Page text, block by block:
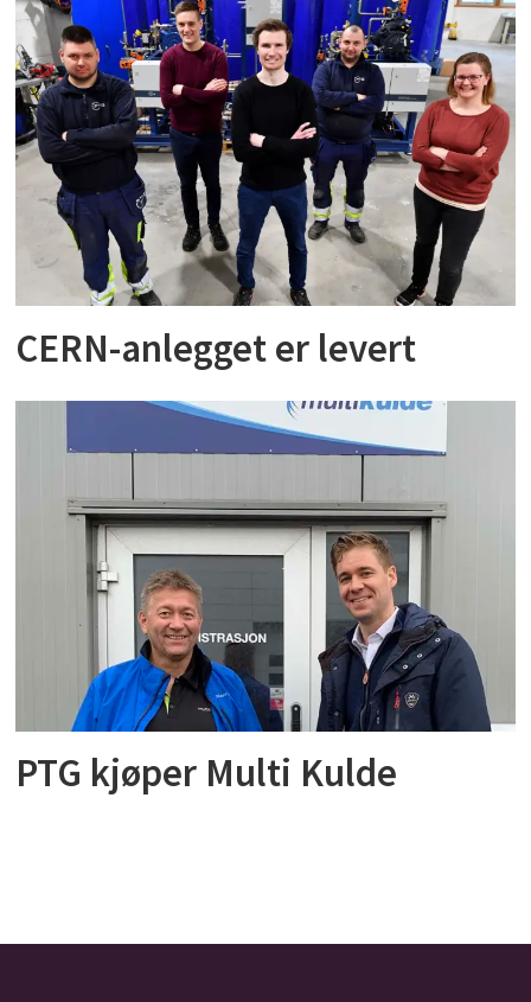
CERN-anlegget er levert
PTG kjøper Multi Kulde